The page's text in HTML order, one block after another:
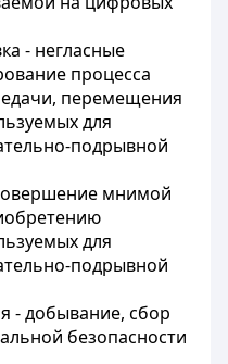
- негласные
процесса
перемещения
для
подрывной
мнимой
для
подрывной
- добывание, сбор
безопасности